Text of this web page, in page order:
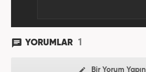
YORUMLAR 1
Bir Yorum Yapın